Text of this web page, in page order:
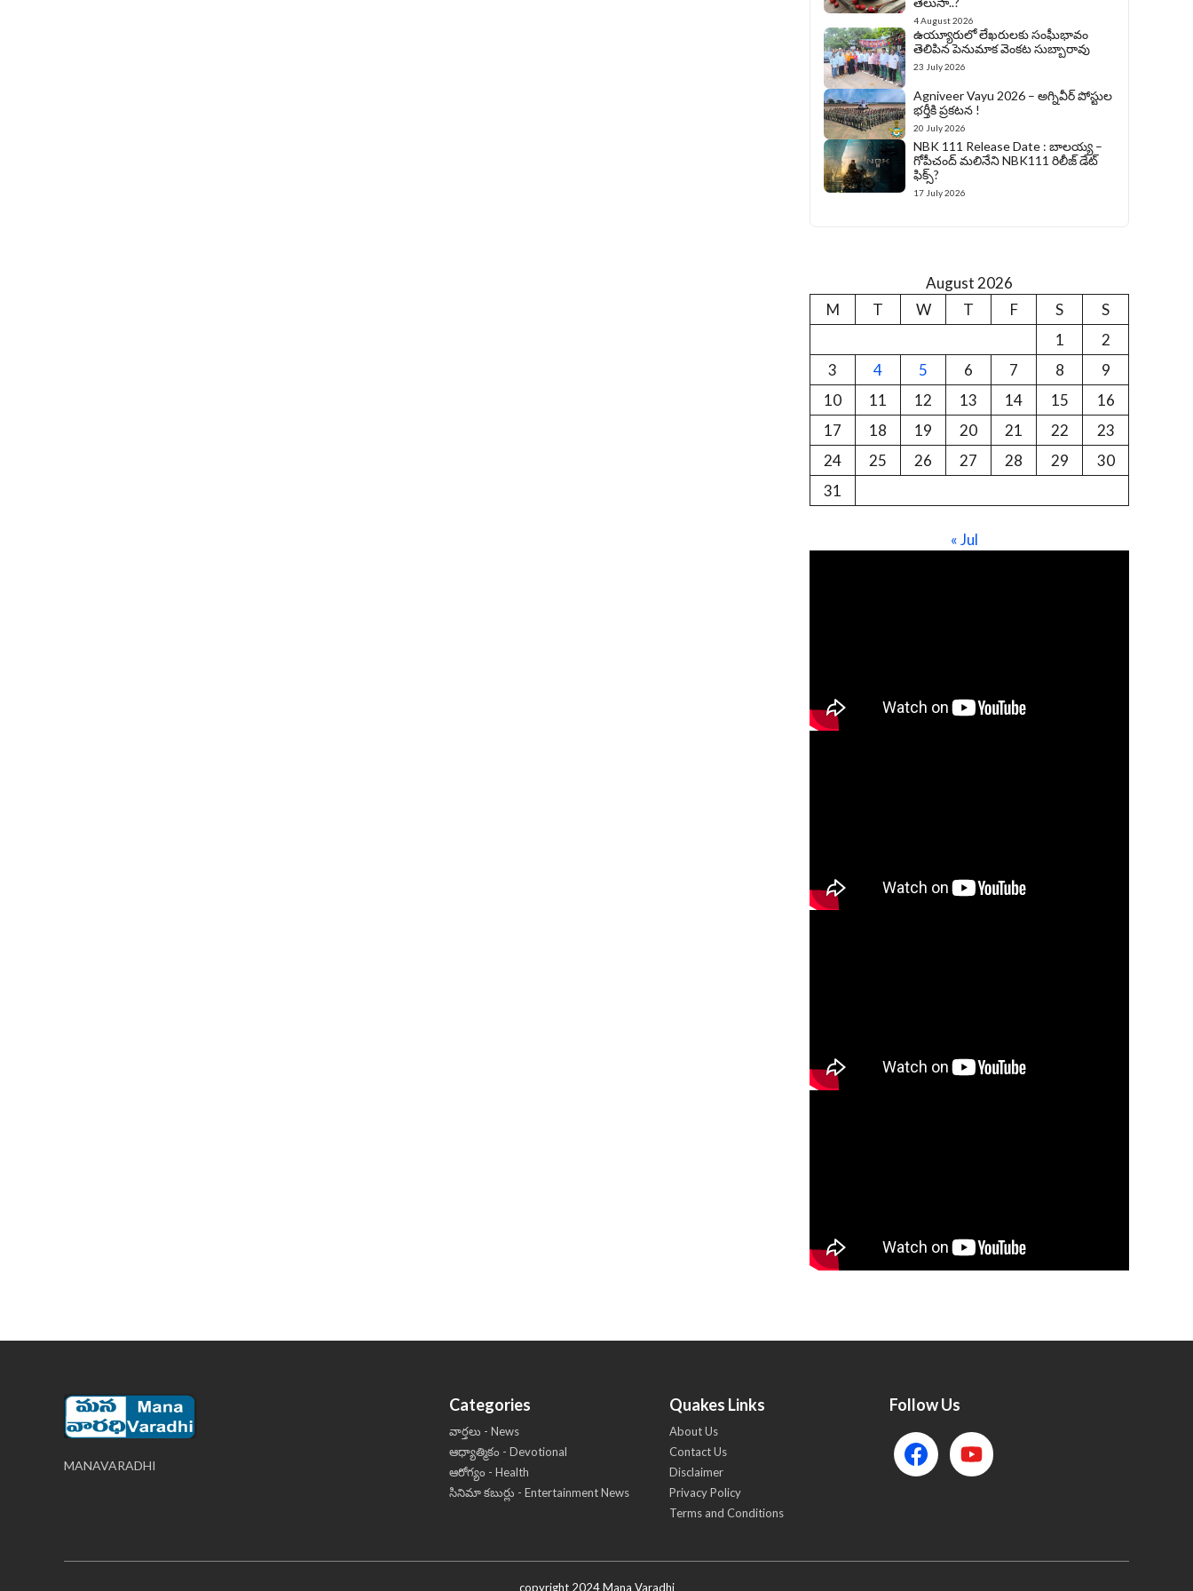
4 August 2026
ఉయ్యూరులో లేఖరులకు సంఘీభావం
తెలిపిన పెనుమాక వెంకట సుబ్బారావు
23 July 2026
Agniveer Vayu 2026 – అగ్నివీర్‌ పోస్టుల
భర్తీకి ప్రకటన !
20 July 2026
NBK 111 Release Date : బాలయ్య –
గోపీచంద్ మలినేని NBK111 రిలీజ్ డేట్
ఫిక్స్?
17 July 2026
August 2026
M
T W T F S
S
1
2
3
4 5 6 7 8
9
10
11 12 13 14 15
16
17
18 19 20 21 22
23
24
25 26 27 28 29
30
31
« Jul
MANAVARADHI
Categories
వార్తలు - News
ఆధ్యాత్మికం - Devotional
ఆరోగ్యం - Health
సినిమా కబుర్లు - Entertainment News
Quakes Links
About Us
Contact Us
Disclaimer
Privacy Policy
Terms and Conditions
Follow Us
copyright 2024 Mana Varadhi